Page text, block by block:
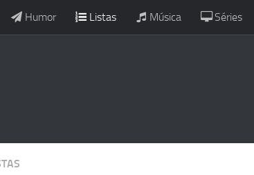
Humor Listas Música Séries